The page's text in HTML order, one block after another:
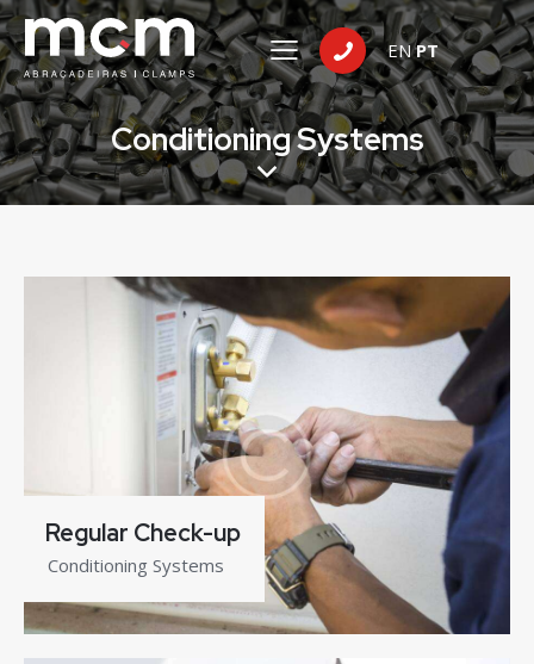
EN PT
Conditioning Systems
Regular Check-up
Conditioning Systems